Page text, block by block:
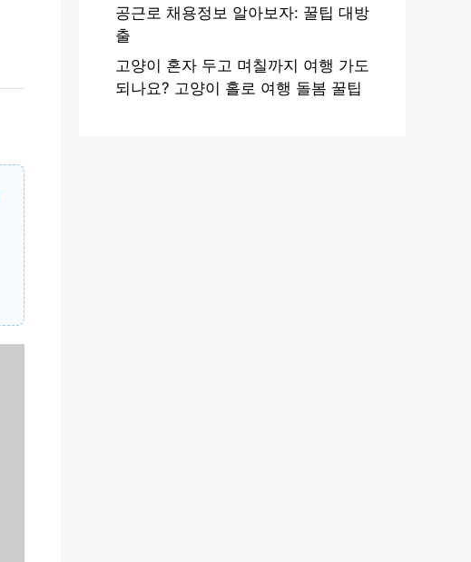
공근로 채용정보 알아보자: 꿀팁 대방
출
고양이 혼자 두고 며칠까지 여행 가도
되나요? 고양이 홀로 여행 돌봄 꿀팁